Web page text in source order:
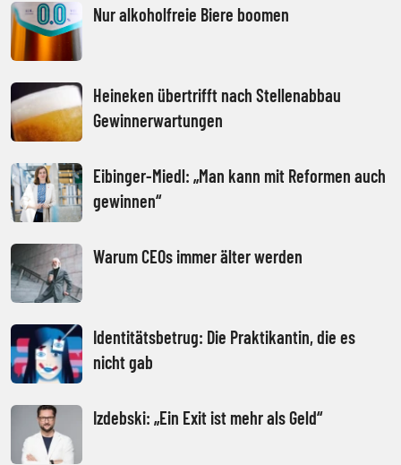
Nur alkoholfreie Biere boomen
Heineken übertrifft nach Stellenabbau
Gewinnerwartungen
Eibinger-Miedl: „Man kann mit Reformen auch
gewinnen“
Warum CEOs immer älter werden
Identitätsbetrug: Die Praktikantin, die es
nicht gab
Izdebski: „Ein Exit ist mehr als Geld“